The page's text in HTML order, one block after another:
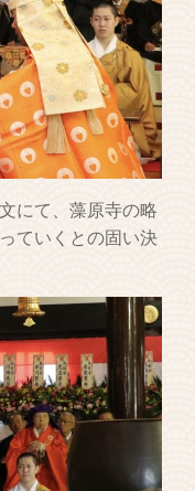
にて、藻原寺の略
ていくとの固い決